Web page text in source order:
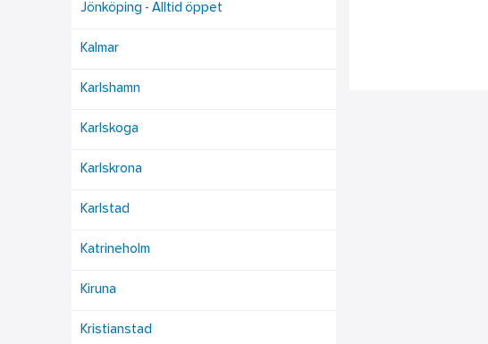
Jönköping - Alltid öppet
Kalmar
Karlshamn
Karlskoga
Karlskrona
Karlstad
Katrineholm
Kiruna
Kristianstad